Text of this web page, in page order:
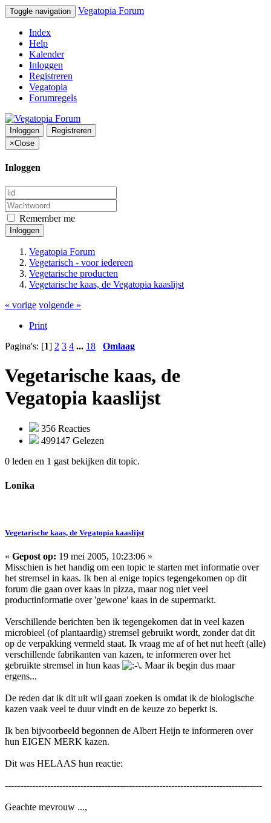
Toggle navigation Vegatopia Forum
Index
Help
Kalender
Inloggen
Registreren
Vegatopia
Forumregels
Inloggen
Registreren
×Close
Inloggen
Remember me
Inloggen
Vegatopia Forum
Vegetarisch - voor iedereen
Vegetarische producten
Vegetarische kaas, de Vegatopia kaaslijst
« vorige volgende »
Print
Pagina's: [1] 2 3 4 ... 18 Omlaag
Vegetarische kaas, de
Vegatopia kaaslijst
356 Reacties
499147 Gelezen
0 leden en 1 gast bekijken dit topic.
Lonika
Vegetarische kaas, de Vegatopia kaaslijst
« Gepost op: 19 mei 2005, 10:23:06 »
Misschien is het handig om een topic te starten met informatie over
het stremsel in kaas. Ik ben al enige topics tegengekomen op dit
forum die gaan over kaas in pizza, maar nog niet veel
productinformatie over 'gewone' kaas in de supermarkt.
Verschillende berichten ben ik tegengekomen dat in veel kazen
microbieel (of plantaardig) stremsel gebruikt wordt, zonder dat dit
op de verpakking vermeld staat. Ik vraag me af of het nut heeft (alle)
verschillende fabrikanten van kazen, te informeren over het
gebruikte stremsel in hun kaas
. Maar ik begin dus maar
ergens...
De reden dat ik dit uit wil gaan zoeken is omdat ik de biologische
kazen vaak veel te duur vindt en de keuze zo beperkt is.
Ik ben bijvoorbeeld begonnen de Albert Heijn te informeren over
hun EIGEN MERK kazen.
Dit was HELAAS hun reactie:
-------------------------------------------------------------------------------------
Geachte mevrouw ...,